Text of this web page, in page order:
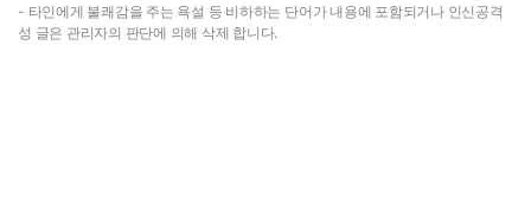
- 타인에게 불쾌감을 주는 욕설 등 비하하는 단어가 내용에 포함되거나 인신공격
성 글은 관리자의 판단에 의해 삭제 합니다.